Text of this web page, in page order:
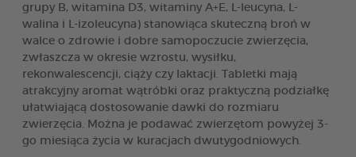
grupy B, witamina D3, witaminy A+E, L-leucyna, L-
walina i L-izoleucyna) stanowiąca skuteczną broń w
walce o zdrowie i dobre samopoczucie zwierzęcia,
zwłaszcza w okresie wzrostu, wysiłku,
rekonwalescencji, ciąży czy laktacji. Tabletki mają
atrakcyjny aromat wątróbki oraz praktyczną podziałkę
ułatwiającą dostosowanie dawki do rozmiaru
zwierzęcia. Można je podawać zwierzętom powyżej 3-
go miesiąca życia w kuracjach dwutygodniowych.